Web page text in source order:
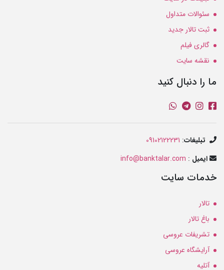
سئوالات متداول
ثبت تالار جدید
گالری فیلم
نقشه سایت
ما را دنبال کنید
تبلیغات:
09102122231
ایمیل :
info@banktalar.com
خدمات سایت
تالار
باغ تالار
تشریفات عروسی
آرایشگاه عروسی
آتلیه